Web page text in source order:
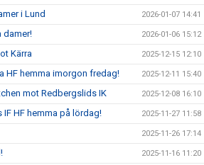
i Lund 2026-01-07 14:41
damer! 2026-01-06 15:12
Kärra 2025-12-15 12:10
HF hemma imorgon fredag! 2025-12-11 15:40
mot Redbergslids IK 2025-12-08 16:10
HF hemma på lördag! 2025-11-27 11:58
2025-11-26 17:14
2025-11-16 11:20